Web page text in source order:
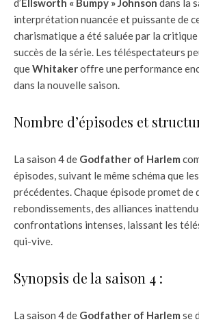
interprétation nuancée et puissante de
charismatique a été saluée par la
succès de la série. Les téléspectateurs
queWhitakeroffre une performance
dans la nouvelle saison.
Nombre d’épisodes et
La saison 4 de Godfather of Harlem
épisodes, suivant le même schéma que
précédentes. Chaque épisode promet de
rebondissements, des alliances
confrontations intenses, laissant les
qui-vive.
Synopsis de la saison 4 :
La saison 4 de Godfather of Harlem se